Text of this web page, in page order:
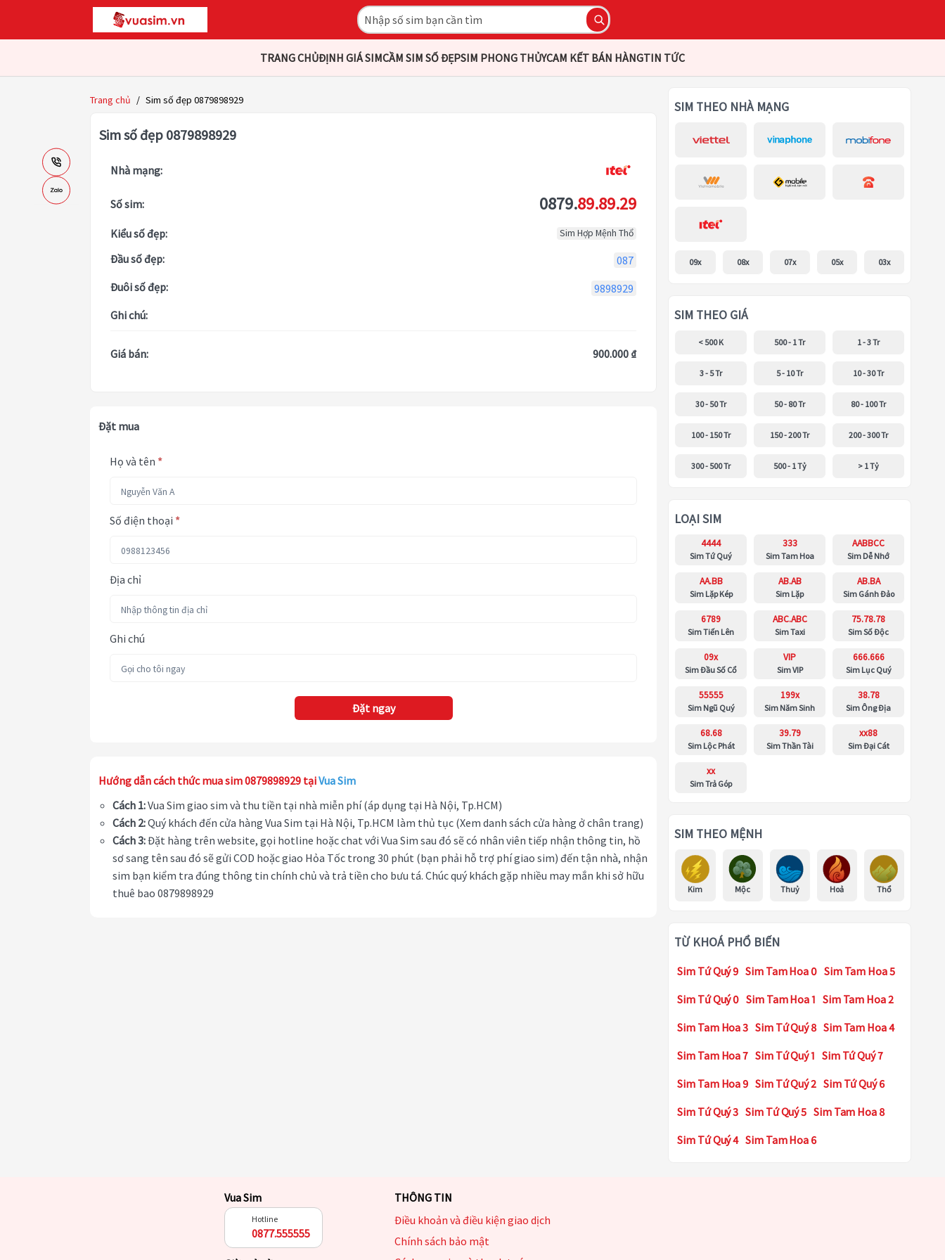
TRANG CHỦĐỊNH GIÁ SIMCẦM SIM SỐ ĐẸPSIM PHONG THỦYCAM KẾT BÁN HÀNGTIN TỨC
Trang chủ / Sim số đẹp 0879898929
Sim số đẹp 0879898929
Nhà mạng:
Số sim: 0879.89.89.29
Kiểu số đẹp: Sim Hợp Mệnh Thổ
Đầu số đẹp:
087
Đuôi số đẹp:
9898929
Ghi chú:
Giá bán: 900.000 ₫
Đặt mua
Họ và tên *
Số điện thoại *
Địa chỉ
Ghi chú
Đặt ngay
Hướng dẫn cách thức mua sim 0879898929 tạiVua Sim
Cách 1:Vua Sim giao sim và thu tiền tại nhà miễn phí (áp dụng tại Hà Nội, Tp.HCM)
Cách 2:Quý khách đến cửa hàng Vua Sim tại Hà Nội, Tp.HCM làm thủ tục (Xem danh sách cửa hàng ở chân trang)
Cách 3:Đặt hàng trên website, gọi hotline hoặc chat với Vua Sim sau đó sẽ có nhân viên tiếp nhận thông tin, hồ
sơ sang tên sau đó sẽ gửi COD hoặc giao Hỏa Tốc trong 30 phút (bạn phải hỗ trợ phí giao sim) đến tận nhà, nhận
sim bạn kiểm tra đúng thông tin chính chủ và trả tiền cho bưu tá. Chúc quý khách gặp nhiều may mắn khi sở hữu
thuê bao 0879898929
SIM THEO NHÀ MẠNG
09x 08x 07x 05x 03x
SIM THEO GIÁ
< 500 K 500 - 1 Tr 1 - 3 Tr
3 - 5 Tr 5 - 10 Tr 10 - 30 Tr
30 - 50 Tr 50 - 80 Tr 80 - 100 Tr
100 - 150 Tr 150 - 200 Tr 200 - 300 Tr
300 - 500 Tr 500 - 1 Tỷ > 1 Tỷ
LOẠI SIM
4444
Sim Tứ Quý
333
Sim Tam Hoa
AABBCC
Sim Dễ Nhớ
AA.BB
Sim Lặp Kép
AB.AB
Sim Lặp
AB.BA
Sim Gánh Đảo
6789
Sim Tiến Lên
ABC.ABC
Sim Taxi
75.78.78
Sim Số Độc
09x
Sim Đầu Số Cổ
VIP
Sim VIP
666.666
Sim Lục Quý
55555
Sim Ngũ Quý
199x
Sim Năm Sinh
38.78
Sim Ông Địa
68.68
Sim Lộc Phát
39.79
Sim Thần Tài
xx88
Sim Đại Cát
xx
Sim Trả Góp
SIM THEO MỆNH
Kim Mộc Thuỷ Hoả Thổ
TỪ KHOÁ PHỔ BIẾN
Sim Tứ Quý 9 Sim Tam Hoa 0 Sim Tam Hoa 5
Sim Tứ Quý 0 Sim Tam Hoa 1 Sim Tam Hoa 2
Sim Tam Hoa 3 Sim Tứ Quý 8 Sim Tam Hoa 4
Sim Tam Hoa 7 Sim Tứ Quý 1 Sim Tứ Quý 7
Sim Tam Hoa 9 Sim Tứ Quý 2 Sim Tứ Quý 6
Sim Tứ Quý 3 Sim Tứ Quý 5 Sim Tam Hoa 8
Sim Tứ Quý 4 Sim Tam Hoa 6
Vua Sim
Hotline
0877.555555
THÔNG TIN
Điều khoản và điều kiện giao dịch
Chính sách bảo mật